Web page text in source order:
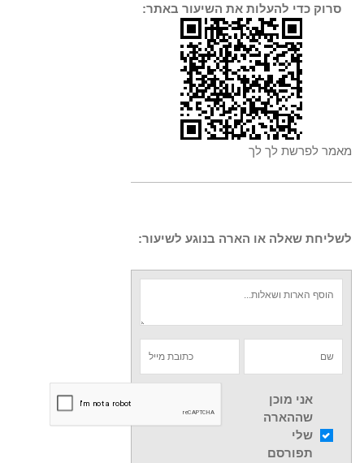
סרוק כדי להעלות את השיעור באתר:
מאמר לפרשת לך לך
לשליחת שאלה או הארה בנוגע לשיעור:
אני מוכן
שההארה
שלי
תפורסם